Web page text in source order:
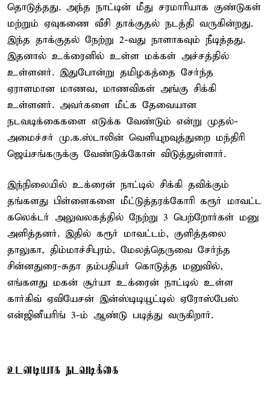
தொடுத்தது. அந்த நாட்டின் மீது சரமாரியாக குண்டுகள்
மற்றும் ஏவுகணை வீசி தாக்குதல் நடத்தி வருகின்றது.
இந்த தாக்குதல் நேற்று 2-வது நாளாகவும் நீடித்தது.
இதனால் உக்ரைனில் உள்ள மக்கள் அச்சத்தில்
உள்ளனர். இதுபோன்று தமிழகத்தை சேர்ந்த
ஏராளமான மாணவ, மாணவிகள் அங்கு சிக்கி
உள்ளனர். அவர்களை மீட்க தேவையான
நடவடிக்கைகளை எடுக்க வேண்டும் என்று முதல்-
அமைச்சர் மு.க.ஸ்டாலின் வெளியுறவுத்துறை மந்திரி
ஜெய்சங்கருக்கு வேண்டுக்கோள் விடுத்துள்ளார்.
இந்நிலையில் உக்ரைன் நாட்டில் சிக்கி தவிக்கும்
தங்களது பிள்ளைகளை மீட்டுத்தரக்கோரி கரூர் மாவட்ட
கலெக்டர் அலுவலகத்தில் நேற்று 3 பெற்றோர்கள் மனு
அளித்தனர். இதில் கரூர் மாவட்டம், குளித்தலை
தாலுகா, திம்மாச்சிபுரம், மேலத்தெருவை சேர்ந்த
சின்னதுரை-சுதா தம்பதியர் கொடுத்த மனுவில்,
எங்களது மகன் சூர்யா உக்ரைன் நாட்டில் உள்ள
கார்கிவ் ஏவியேசன் இன்ஸ்டிடியூட்டில் ஏரோஸ்பேஸ்
என்ஜினீயரிங் 3-ம் ஆண்டு படித்து வருகிறார்.
உடனடியாக நடவடிக்கை